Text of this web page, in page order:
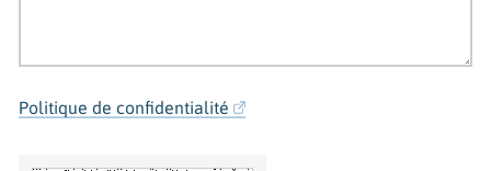
Politique de confidentialité